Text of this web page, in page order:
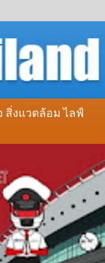
สิ่งแวดล้อม ไลฟ์